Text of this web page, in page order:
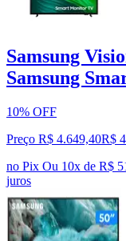
Samsung
Samsung
10% OFF
Preço R$ 4.649,40R$
no Pix Ou 10x de R$
juros